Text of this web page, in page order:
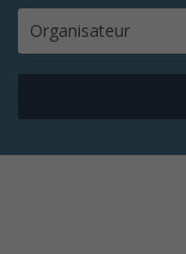
Organisateur